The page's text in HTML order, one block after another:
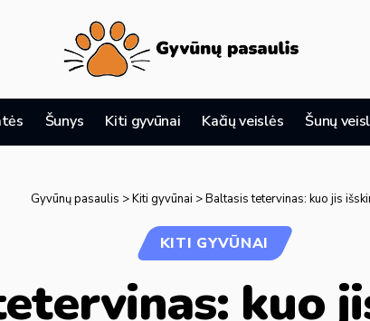
Šunys Kiti gyvūnai Kačių veislės Šunų
Gyvūnų pasaulis >Kiti gyvūnai >Baltasis tetervinas: kuo jis
KITI GYVŪNAI
kuo